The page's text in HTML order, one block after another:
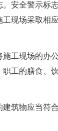
安全警示标
现场采取相
现场的办公
工的膳食、
物应当符合